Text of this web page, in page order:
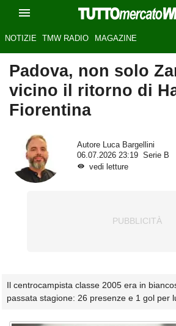
NOTIZIE TMW RADIO MAGAZINE
Padova, non solo
vicino il ritorno di
Fiorentina
Autore Luca Bargellini
06.07.2026 23:19
Serie B
vedi letture
Il centrocampista classe 2005 era in
passata stagione: 26 presenze e 1 gol per